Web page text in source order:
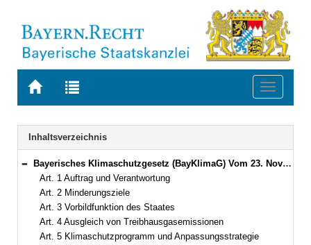
Zur
BAYERN.RECHT
Zur
letzten
Suche
Toggle
Navigation
Inhaltsverzeichnis
Bereich reduzieren
Bayerisches Klimaschutzgesetz (BayKlimaG) Vom 23. November 2020 (GVBl. S. 598, 656) BayRS 2129-5-1-U (Art. 1–14)
Art. 1 Auftrag und Verantwortung
Art. 2 Minderungsziele
Art. 3 Vorbildfunktion des Staates
Art. 4 Ausgleich von Treibhausgasemissionen
Art. 5 Klimaschutzprogramm und Anpassungsstrategie